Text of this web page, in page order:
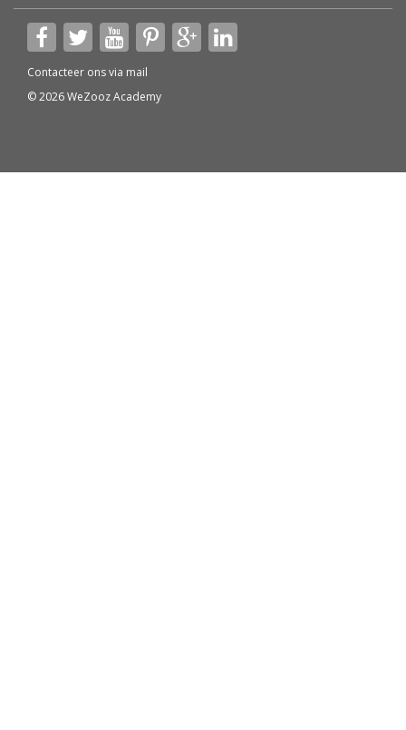
Contacteer ons via mail
© 2026 WeZooz Academy